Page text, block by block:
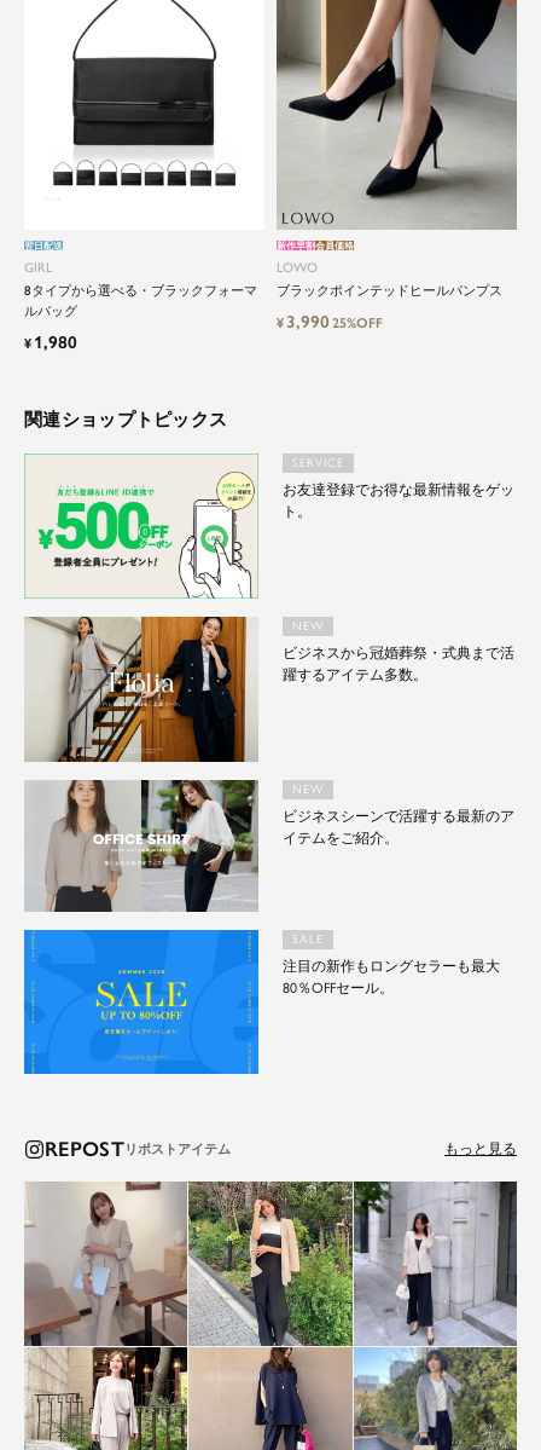
GIRL
8タイプから選べる・ブラックフォーマ
ルバッグ
翌日配送
¥ 1,980
LOWO
ブラックポインテッドヒールパンプス
新作早割会員価格
¥ 3,99025%OFF
関連ショップトピックス
SERVICE
お友達登録でお得な最新情報をゲッ
ト。
NEW
ビジネスから冠婚葬祭・式典まで活
躍するアイテム多数。
NEW
ビジネスシーンで活躍する最新のア
イテムをご紹介。
SALE
注目の新作もロングセラーも最大
80％OFFセール。
REPOST もっと見る